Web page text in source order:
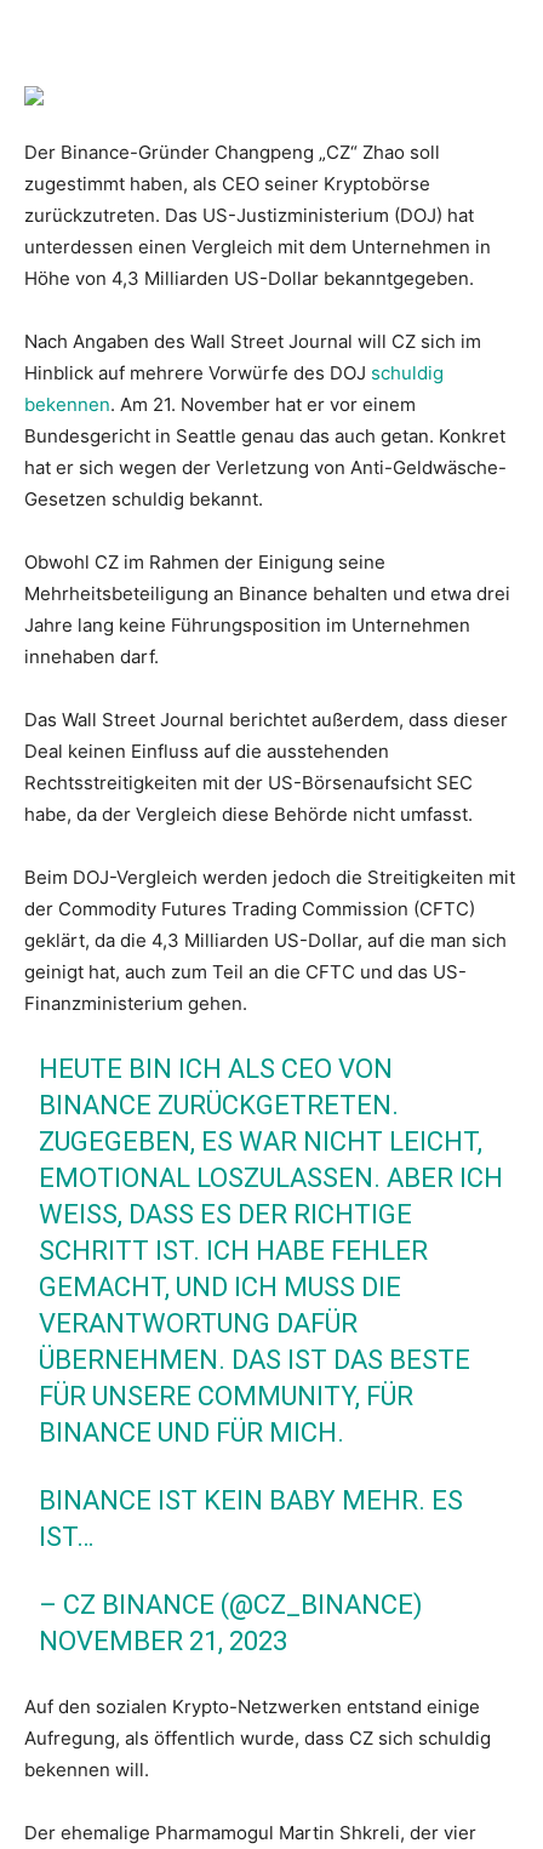
Der Binance-Gründer Changpeng „CZ“ Zhao soll
zugestimmt haben, als CEO seiner Kryptobörse
zurückzutreten. Das US-Justizministerium (DOJ) hat
unterdessen einen Vergleich mit dem Unternehmen in
Höhe von 4,3 Milliarden US-Dollar bekanntgegeben.
Nach Angaben des Wall Street Journal will CZ sich im
Hinblick auf mehrere Vorwürfe des DOJ schuldig
bekennen. Am 21. November hat er vor einem
Bundesgericht in Seattle genau das auch getan. Konkret
hat er sich wegen der Verletzung von Anti-Geldwäsche-
Gesetzen schuldig bekannt.
Obwohl CZ im Rahmen der Einigung seine
Mehrheitsbeteiligung an Binance behalten und etwa drei
Jahre lang keine Führungsposition im Unternehmen
innehaben darf.
Das Wall Street Journal berichtet außerdem, dass dieser
Deal keinen Einfluss auf die ausstehenden
Rechtsstreitigkeiten mit der US-Börsenaufsicht SEC
habe, da der Vergleich diese Behörde nicht umfasst.
Beim DOJ-Vergleich werden jedoch die Streitigkeiten mit
der Commodity Futures Trading Commission (CFTC)
geklärt, da die 4,3 Milliarden US-Dollar, auf die man sich
geinigt hat, auch zum Teil an die CFTC und das US-
Finanzministerium gehen.
HEUTE BIN ICH ALS CEO VON
BINANCE ZURÜCKGETRETEN.
ZUGEGEBEN, ES WAR NICHT LEICHT,
EMOTIONAL LOSZULASSEN. ABER ICH
WEISS, DASS ES DER RICHTIGE S
CHRITT IST. ICH HABE FEHLER G
EMACHT, UND ICH MUSS DIE V
ERANTWORTUNG DAFÜR Ü
BERNEHMEN. DAS IST DAS BESTE F
ÜR UNSERE COMMUNITY, FÜR B
INANCE UND FÜR MICH.
BINANCE IST KEIN BABY MEHR. ES
IST…
– CZ BINANCE (@CZ_BINANCE)
NOVEMBER 21, 2023
Auf den sozialen Krypto-Netzwerken entstand einige
Aufregung, als öffentlich wurde, dass CZ sich schuldig
bekennen will.
Der ehemalige Pharmamogul Martin Shkreli, der vier